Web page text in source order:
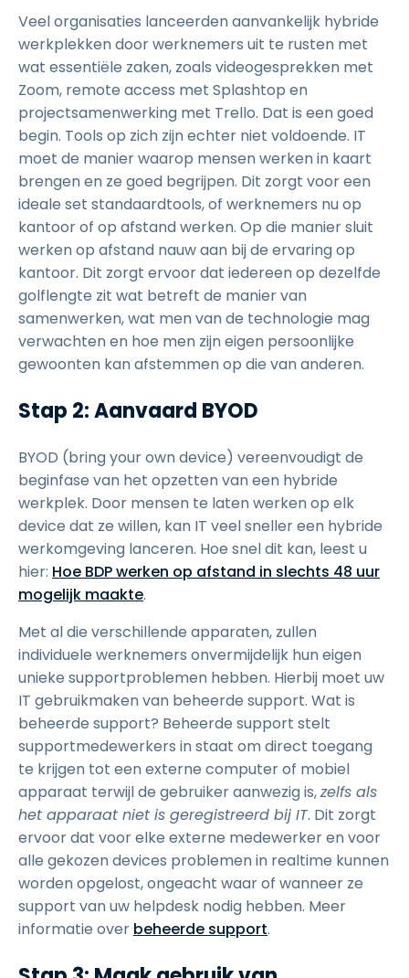
Veel organisaties lanceerden aanvankelijk hybride
werkplekken door werknemers uit te rusten met
wat essentiële zaken, zoals videogesprekken met
Zoom, remote access met Splashtop en
projectsamenwerking met Trello. Dat is een goed
begin. Tools op zich zijn echter niet voldoende. IT
moet de manier waarop mensen werken in kaart
brengen en ze goed begrijpen. Dit zorgt voor een
ideale set standaardtools, of werknemers nu op
kantoor of op afstand werken. Op die manier sluit
werken op afstand nauw aan bij de ervaring op
kantoor. Dit zorgt ervoor dat iedereen op dezelfde
golflengte zit wat betreft de manier van
samenwerken, wat men van de technologie mag
verwachten en hoe men zijn eigen persoonlijke
gewoonten kan afstemmen op die van anderen.
Stap 2: Aanvaard BYOD
BYOD (bring your own device) vereenvoudigt de
beginfase van het opzetten van een hybride
werkplek. Door mensen te laten werken op elk
device dat ze willen, kan IT veel sneller een hybride
werkomgeving lanceren. Hoe snel dit kan, leest u
hier: Hoe BDP werken op afstand in slechts 48 uur
mogelijk maakte.
Met al die verschillende apparaten, zullen
individuele werknemers onvermijdelijk hun eigen
unieke supportproblemen hebben. Hierbij moet uw
IT gebruikmaken van beheerde support. Wat is
beheerde support? Beheerde support stelt
supportmedewerkers in staat om direct toegang
te krijgen tot een externe computer of mobiel
apparaat terwijl de gebruiker aanwezig is,zelfs als
het apparaat niet is geregistreerd bij IT. Dit zorgt
ervoor dat voor elke externe medewerker en voor
alle gekozen devices problemen in realtime kunnen
worden opgelost, ongeacht waar of wanneer ze
support van uw helpdesk nodig hebben. Meer
informatie over beheerde support.